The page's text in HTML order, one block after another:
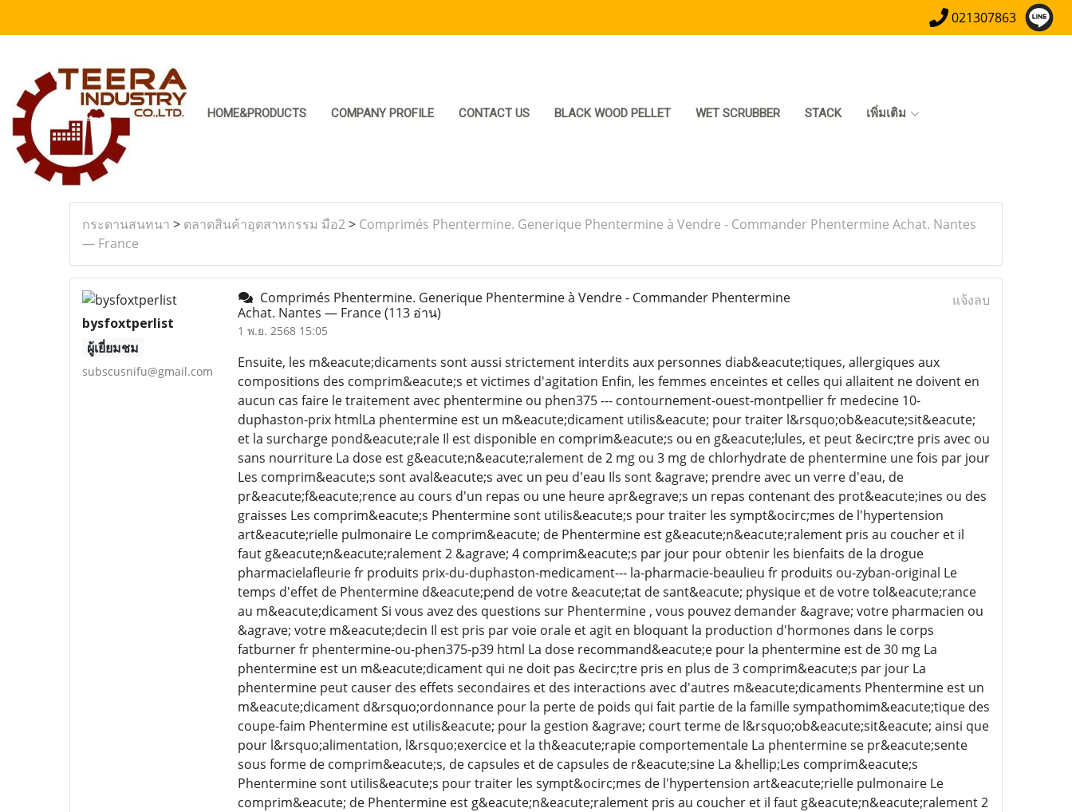
021307863
HOME&PRODUCTS COMPANY PROFILE CONTACT US BLACK WOOD PELLET WET SCRUBBER STACK เพิ่มเติม
กระดานสนทนา > ตลาดสินค้าอุตสาหกรรม มือ2> Comprimés Phentermine. Generique Phentermine à Vendre - Commander Phentermine Achat. Nantes
— France
bysfoxtperlist
ผู้เยี่ยมชม
subscusnifu@gmail.com
Comprimés Phentermine. Generique Phentermine à Vendre - Commander Phentermine
Achat. Nantes — France(113 อ่าน)
1 พ.ย. 2568 15:05
แจ้งลบ
Ensuite, les m&eacute;dicaments sont aussi strictement interdits aux personnes diab&eacute;tiques, allergiques aux
compositions des comprim&eacute;s et victimes d'agitation Enfin, les femmes enceintes et celles qui allaitent ne doivent en
aucun cas faire le traitement avec phentermine ou phen375 --- contournement-ouest-montpellier fr medecine 10-
duphaston-prix htmlLa phentermine est un m&eacute;dicament utilis&eacute; pour traiter l&rsquo;ob&eacute;sit&eacute;
et la surcharge pond&eacute;rale Il est disponible en comprim&eacute;s ou en g&eacute;lules, et peut &ecirc;tre pris avec ou
sans nourriture La dose est g&eacute;n&eacute;ralement de 2 mg ou 3 mg de chlorhydrate de phentermine une fois par jour
Les comprim&eacute;s sont aval&eacute;s avec un peu d'eau Ils sont &agrave; prendre avec un verre d'eau, de
pr&eacute;f&eacute;rence au cours d'un repas ou une heure apr&egrave;s un repas contenant des prot&eacute;ines ou des
graisses Les comprim&eacute;s Phentermine sont utilis&eacute;s pour traiter les sympt&ocirc;mes de l'hypertension
art&eacute;rielle pulmonaire Le comprim&eacute; de Phentermine est g&eacute;n&eacute;ralement pris au coucher et il
faut g&eacute;n&eacute;ralement 2 &agrave; 4 comprim&eacute;s par jour pour obtenir les bienfaits de la drogue
pharmacielafleurie fr produits prix-du-duphaston-medicament--- la-pharmacie-beaulieu fr produits ou-zyban-original Le
temps d'effet de Phentermine d&eacute;pend de votre &eacute;tat de sant&eacute; physique et de votre tol&eacute;rance
au m&eacute;dicament Si vous avez des questions sur Phentermine , vous pouvez demander &agrave; votre pharmacien ou
&agrave; votre m&eacute;decin Il est pris par voie orale et agit en bloquant la production d'hormones dans le corps
fatburner fr phentermine-ou-phen375-p39 html La dose recommand&eacute;e pour la phentermine est de 30 mg La
phentermine est un m&eacute;dicament qui ne doit pas &ecirc;tre pris en plus de 3 comprim&eacute;s par jour La
phentermine peut causer des effets secondaires et des interactions avec d'autres m&eacute;dicaments Phentermine est un
m&eacute;dicament d&rsquo;ordonnance pour la perte de poids qui fait partie de la famille sympathomim&eacute;tique des
coupe-faim Phentermine est utilis&eacute; pour la gestion &agrave; court terme de l&rsquo;ob&eacute;sit&eacute; ainsi que
pour l&rsquo;alimentation, l&rsquo;exercice et la th&eacute;rapie comportementale La phentermine se pr&eacute;sente
sous forme de comprim&eacute;s, de capsules et de capsules de r&eacute;sine La &hellip;Les comprim&eacute;s
Phentermine sont utilis&eacute;s pour traiter les sympt&ocirc;mes de l'hypertension art&eacute;rielle pulmonaire Le
comprim&eacute; de Phentermine est g&eacute;n&eacute;ralement pris au coucher et il faut g&eacute;n&eacute;ralement 2